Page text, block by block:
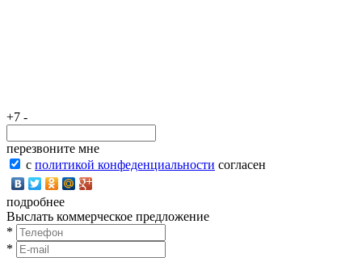
+7 -
перезвоните мне
с политикой конфеденциальности согласен
подробнее
Выслать коммерческое предложение
*
*